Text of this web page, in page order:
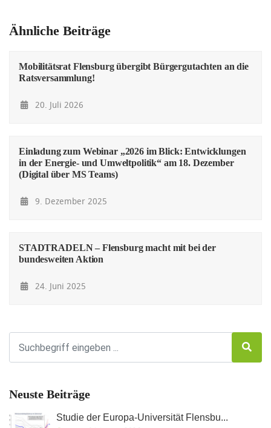
Ähnliche Beiträge
Mobilitätsrat Flensburg übergibt Bürgergutachten an die
Ratsversammlung!
20. Juli 2026
Einladung zum Webinar „2026 im Blick: Entwicklungen
in der Energie- und Umweltpolitik“ am 18. Dezember
(Digital über MS Teams)
9. Dezember 2025
STADTRADELN – Flensburg macht mit bei der
bundesweiten Aktion
24. Juni 2025
Neuste Beiträge
Studie der Europa-Universität Flensbu...